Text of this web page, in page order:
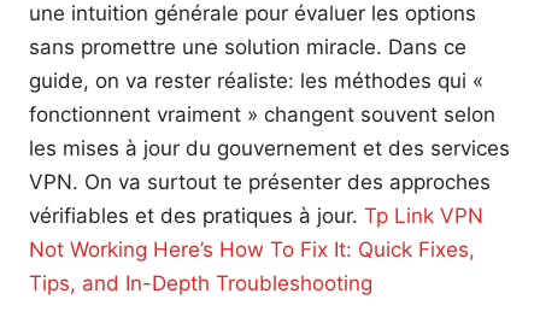
une intuition générale pour évaluer les options
sans promettre une solution miracle. Dans ce
guide, on va rester réaliste: les méthodes qui «
fonctionnent vraiment » changent souvent selon
les mises à jour du gouvernement et des services
VPN. On va surtout te présenter des approches
vérifiables et des pratiques à jour. Tp Link VPN
Not Working Here’s How To Fix It: Quick Fixes,
Tips, and In-Depth Troubleshooting